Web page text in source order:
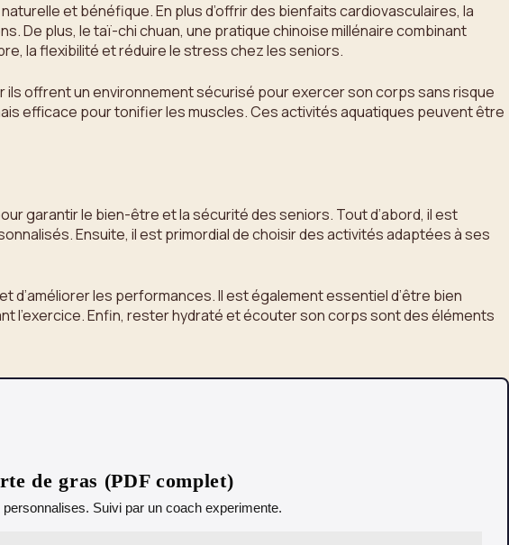
et bénéfique. En plus d’offrir des bienfaits cardiovasculaires, la
De plus, le taï-chi chuan, une pratique chinoise millénaire combinant
la flexibilité et réduire le stress chez les seniors.
offrent un environnement sécurisé pour exercer son corps sans risque
efficace pour tonifier les muscles. Ces activités aquatiques peuvent être
garantir le bien-être et la sécurité des seniors. Tout d’abord, il est
Ensuite, il est primordial de choisir des activités adaptées à ses
d’améliorer les performances. Il est également essentiel d’être bien
Enfin, rester hydraté et écouter son corps sont des éléments
de gras (PDF complet)
Suivi par un coach experimente.